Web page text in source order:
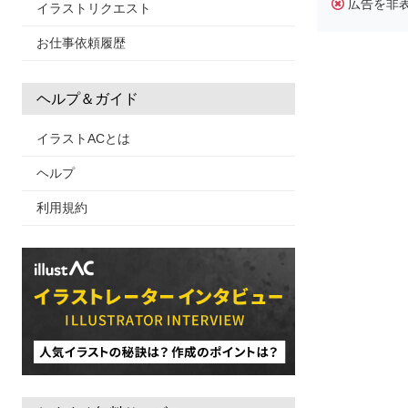
イラストリクエスト
お仕事依頼履歴
ヘルプ＆ガイド
イラストACとは
ヘルプ
利用規約
広告を非